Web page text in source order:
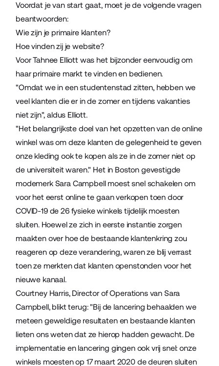
Voordat je van start gaat, moet je de volgende vragen
beantwoorden:
Wie zijn je primaire klanten?
Hoe vinden zij je website?
Voor Tahnee Elliott was het bijzonder eenvoudig om
haar primaire markt te vinden en bedienen.
"Omdat we in een studentenstad zitten, hebben we
veel klanten die er in de zomer en tijdens vakanties
niet zijn", aldus Elliott.
"Het belangrijkste doel van het opzetten van de online
winkel was om deze klanten de gelegenheid te geven
onze kleding ook te kopen als ze in de zomer niet op
de universiteit waren." Het in Boston gevestigde
modemerk Sara Campbell moest snel schakelen om
voor het eerst online te gaan verkopen toen door
COVID-19 de 26 fysieke winkels tijdelijk moesten
sluiten. Hoewel ze zich in eerste instantie zorgen
maakten over hoe de bestaande klantenkring zou
reageren op deze verandering, waren ze blij verrast
toen ze merkten dat klanten openstonden voor het
nieuwe kanaal.
Courtney Harris, Director of Operations van Sara
Campbell, blikt terug: "Bij de lancering behaalden we
meteen geweldige resultaten en bestaande klanten
lieten ons weten dat ze hierop hadden gewacht. De
implementatie en lancering gingen ook vrij snel: onze
winkels moesten op 17 maart 2020 de deuren sluiten